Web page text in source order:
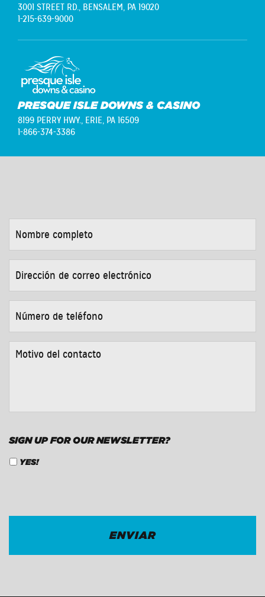
3001 STREET RD., BENSALEM, PA 19020
1-215-639-9000
PRESQUE ISLE DOWNS & CASINO
8199 PERRY HWY., ERIE, PA 16509
1-866-374-3386
COMPLETO *
DE
CORREO
ELECTRÓNICO *
DE
TELÉFONO *
DEL
SIGN UP FOR OUR NEWSLETTER?
YES!